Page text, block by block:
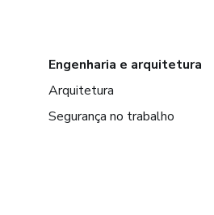
Engenharia e arquitetura
Arquitetura
Segurança no trabalho